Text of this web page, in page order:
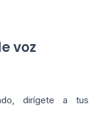
voz
dirígete a tus